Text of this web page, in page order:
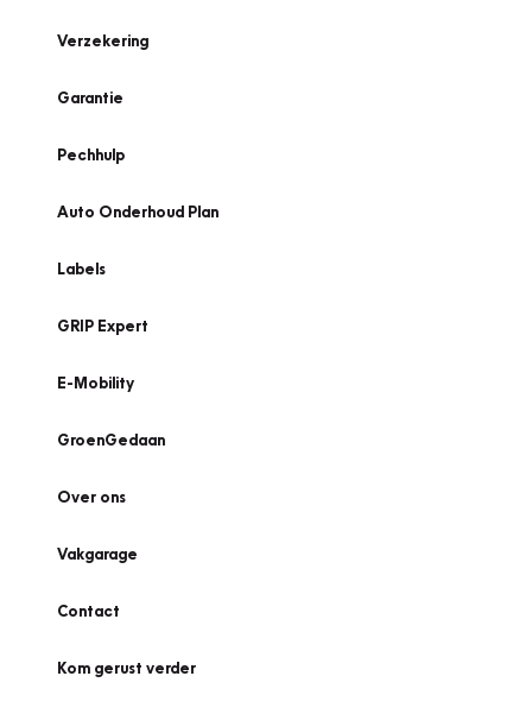
Verzekering
Garantie
Pechhulp
Auto Onderhoud Plan
Labels
GRIP Expert
E-Mobility
GroenGedaan
Over ons
Vakgarage
Contact
Kom gerust verder